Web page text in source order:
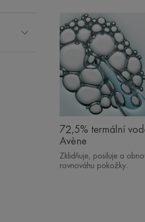
72,5% termální
Avène
Zklidňuje, posiluje a
rovnováhu pokožky.